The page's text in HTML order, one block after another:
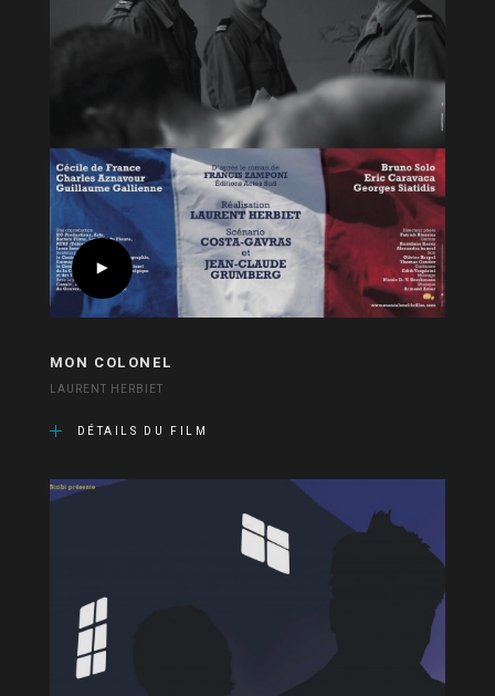
MON COLONEL
LAURENT HERBIET
DÉTAILS DU FILM